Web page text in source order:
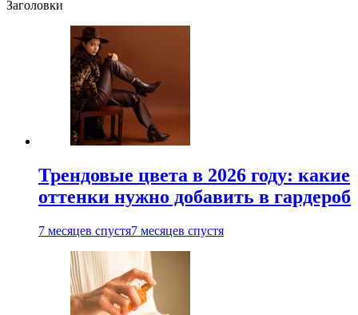
Заголовки
Трендовые цвета в 2026 году: какие
оттенки нужно добавить в гардероб
7 месяцев спустя7 месяцев спустя